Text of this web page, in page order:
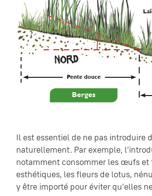
Il est essentiel de ne pas introduire
naturellement. Par exemple,
notamment consommer les œufs et
esthétiques, les fleurs de lotus,
y être importé pour éviter qu’elles